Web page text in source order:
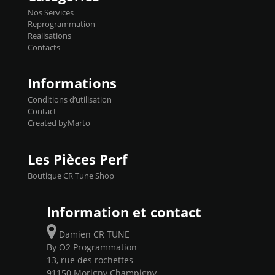
basculer de la carto sans plomb à Ethanol à
l'aide du flashpro OPTION ECONOMIQUES
Reprog SP 98 sur le calculateur d'origine
450€ TTC Un gain d'environ 10cv et 15nm
Nos Services
Reprogrammation
Realisations
Contacts
Informations
Conditions d’utilisation
Contact
Created byMarto
Les Pièces Perf
Boutique CR Tune Shop
Information et contact
Damien CR TUNE
By O2 Programmation
13, rue des rochettes